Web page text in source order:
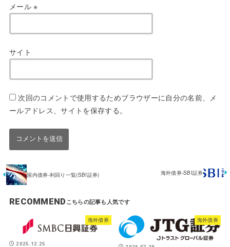
メール※
サイト
次回のコメントで使用するためブラウザーに自分の名前、メ
ールアドレス、サイトを保存する。
国内債券-利回り一覧(SBI証券) 海外債券-SBI証券
RECOMMEND
海外債券
2025.12.25
海外債券